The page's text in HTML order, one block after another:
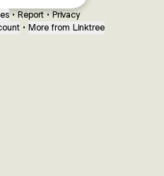
• Report • Privacy
• More from Linktree